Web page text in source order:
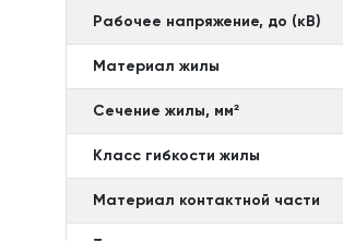
Рабочее напряжение, до (кВ)
Материал жилы
Сечение жилы, мм²
Класс гибкости жилы
Материал контактной части